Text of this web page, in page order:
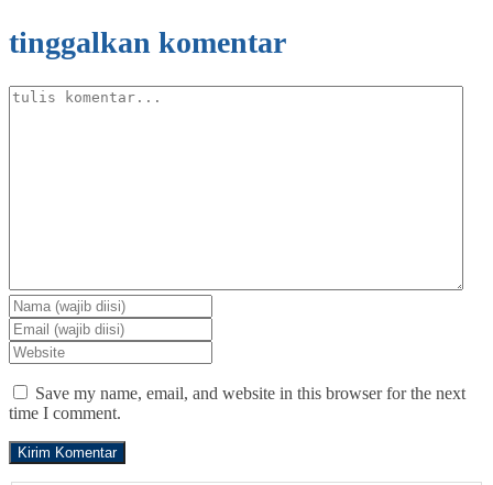
tinggalkan komentar
Save my name, email, and website in this browser for the next
time I comment.